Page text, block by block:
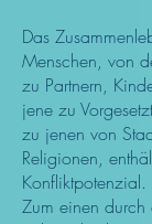
Das
Menschen, von
zu Partnern,
jene zu
zu jenen von
Religionen,
Konfliktpotenzial.
Zum einen durch